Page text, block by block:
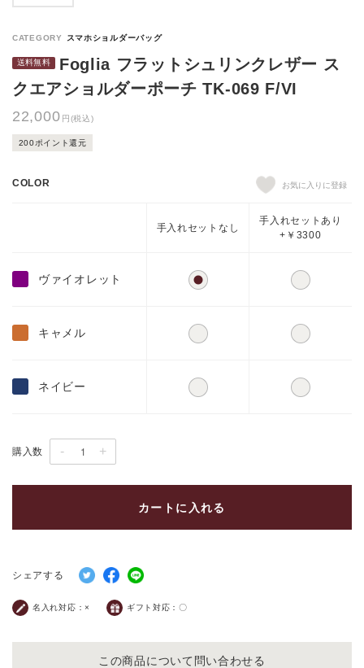
Foglia フラットシュリンクレザー ス
クエアショルダーポーチ TK-069 F/VI
22,000 円(税込)
200ポイント還元
COLOR
手入れセットなし
手入れセットあり
+￥3300
ヴァイオレット
キャメル
ネイビー
購入数 - +
カートに入れる
シェアする
名入れ対応： × ギフト対応：〇
この商品について問い合わせる